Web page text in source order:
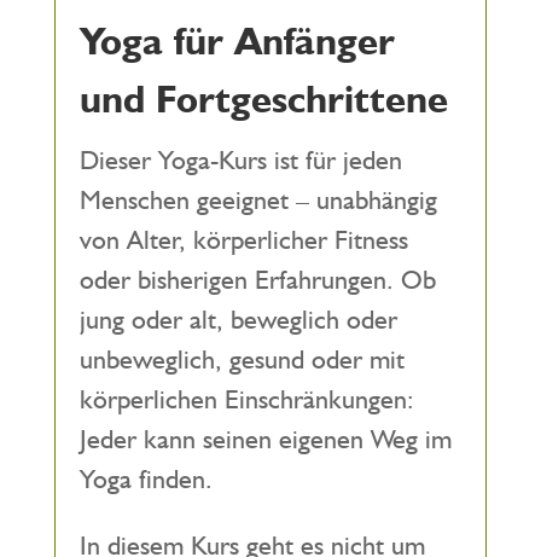
Yoga für Anfänger
und Fortgeschrittene
Dieser Yoga-Kurs ist für jeden
Menschen geeignet – unabhängig
von Alter, körperlicher Fitness
oder bisherigen Erfahrungen. Ob
jung oder alt, beweglich oder
unbeweglich, gesund oder mit
körperlichen Einschränkungen:
Jeder kann seinen eigenen Weg im
Yoga finden.
In diesem Kurs geht es nicht um